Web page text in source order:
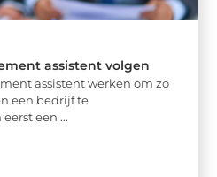
assistent volgen
assistent werken om zo
een bedrijf te
een ...